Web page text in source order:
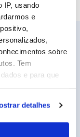
IP, usando
e
sobre
Tem
e para que
sua localização
precisão de
detalhes